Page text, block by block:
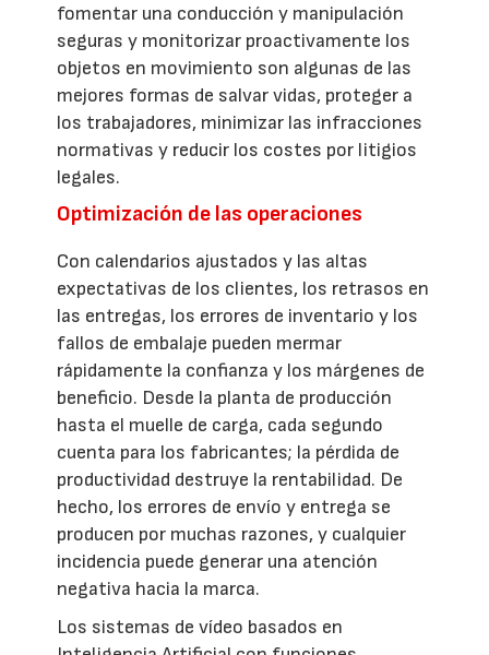
fomentar una conducción y manipulación
seguras y monitorizar proactivamente los
objetos en movimiento son algunas de las
mejores formas de salvar vidas, proteger a
los trabajadores, minimizar las infracciones
normativas y reducir los costes por litigios
legales.
Optimización de las operaciones
Con calendarios ajustados y las altas
expectativas de los clientes, los retrasos en
las entregas, los errores de inventario y los
fallos de embalaje pueden mermar
rápidamente la confianza y los márgenes de
beneficio. Desde la planta de producción
hasta el muelle de carga, cada segundo
cuenta para los fabricantes; la pérdida de
productividad destruye la rentabilidad. De
hecho, los errores de envío y entrega se
producen por muchas razones, y cualquier
incidencia puede generar una atención
negativa hacia la marca.
Los sistemas de vídeo basados en